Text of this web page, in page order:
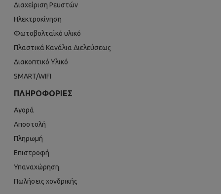
Διαχείριση Ρευστών
Ηλεκτροκίνηση
Φωτοβολταϊκό υλικό
Πλαστικά Κανάλια Διελεύσεως
Διακοπτικό Υλικό
SMART/WIFI
ΠΛΗΡΟΦΟΡΊΕΣ
Αγορά
Αποστολή
Πληρωμή
Επιστροφή
Υπαναχώρηση
Πωλήσεις χονδρικής